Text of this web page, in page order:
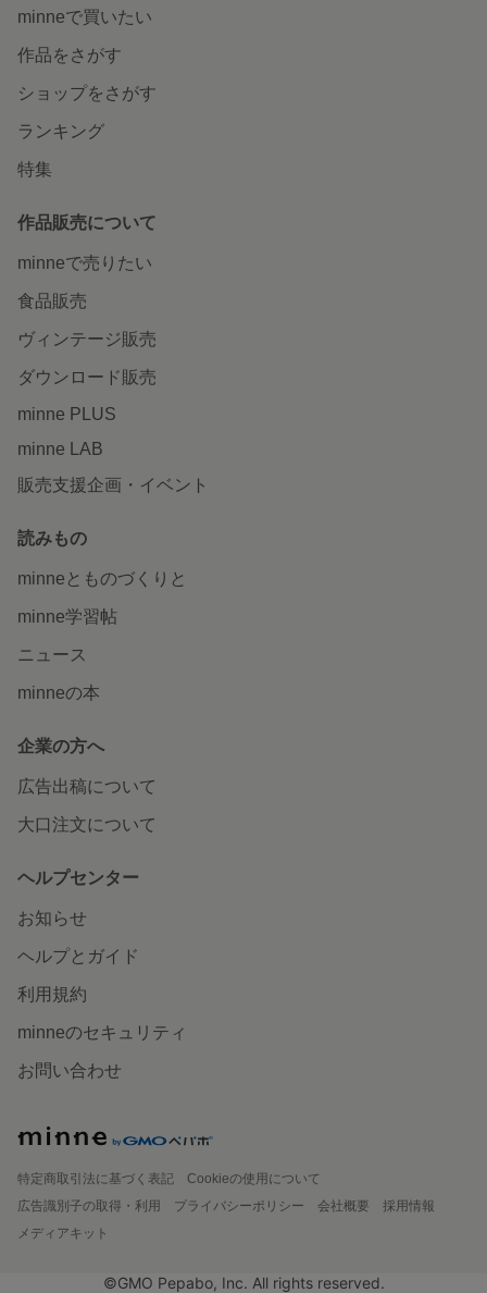
minneで買いたい
作品をさがす
ショップをさがす
ランキング
特集
作品販売について
minneで売りたい
食品販売
ヴィンテージ販売
ダウンロード販売
minne PLUS
minne LAB
販売支援企画・イベント
読みもの
minneとものづくりと
minne学習帖
ニュース
minneの本
企業の方へ
広告出稿について
大口注文について
ヘルプセンター
お知らせ
ヘルプとガイド
利用規約
minneのセキュリティ
お問い合わせ
特定商取引法に基づく表記
Cookieの使用について
広告識別子の取得・利用
プライバシーポリシー 会社概要
採用情報
メディアキット
©GMO Pepabo, Inc. All rights reserved.